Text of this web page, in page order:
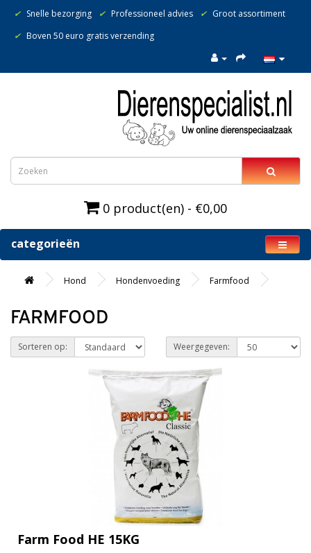
✔ Snelle bezorging ✔ Professioneel advies ✔ Groot assortiment
✔ Boven 50 euro gratis verzending
0 product(en) - €0,00
categorieën
Hond Hondenvoeding Farmfood
FARMFOOD
Sorteren op: Weergegeven:
Farm Food HE 15KG